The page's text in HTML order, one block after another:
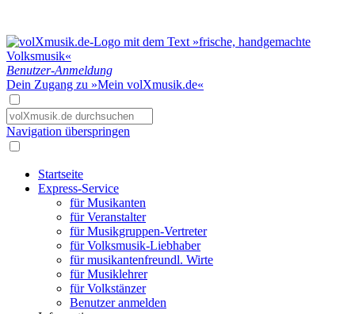
Benutzer-Anmeldung
Dein Zugang zu »Mein volXmusik.de«
Navigation überspringen
Startseite
Express-Service
für Musikanten
für Veranstalter
für Musikgruppen-Vertreter
für Volksmusik-Liebhaber
für musikantenfreundl. Wirte
für Musiklehrer
für Volkstänzer
Benutzer anmelden